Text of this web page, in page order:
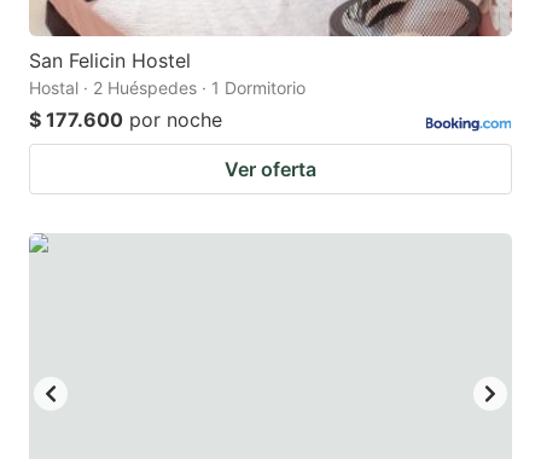
for
changing
dates.
for
San Felicin Hostel
Hostal · 2 Huéspedes · 1 Dormitorio
$ 177.600 por noche
Ver oferta